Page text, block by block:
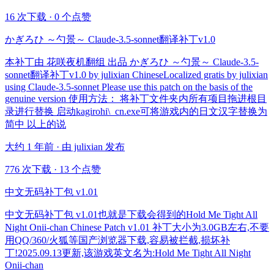
16 次下载 · 0 个点赞
かぎろひ ～勺景～ Claude-3.5-sonnet翻译补丁v1.0
本补丁由 花咲夜机翻组 出品 かぎろひ ～勺景～ Claude-3.5-
sonnet翻译补丁v1.0 by julixian ChineseLocalized gratis by julixian
using Claude-3.5-sonnet Please use this patch on the basis of the
genuine version 使用方法： 将补丁文件夹内所有项目拖进根目
录进行替换 启动kagirohi\_cn.exe可将游戏内的日文汉字替换为
简中 以上的说
大约 1 年前 · 由 julixian 发布
776 次下载 · 13 个点赞
中文无码补丁包 v1.01
中文无码补丁包 v1.01也就是下载会得到的Hold Me Tight All
Night Onii-chan Chinese Patch v1.01 补丁大小为3.0GB左右,不要
用QQ/360/火狐等国产浏览器下载,容易被拦截,损坏补
丁!2025.09.13更新,该游戏英文名为:Hold Me Tight All Night
Onii-chan